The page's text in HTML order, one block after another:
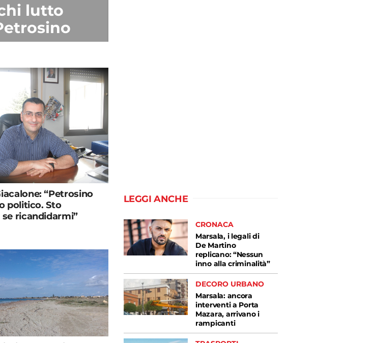
lutto
“Petrosino
politico. Sto
ricandidarmi”
LEGGI ANCHE
CRONACA
Marsala, i legali di
De Martino
replicano: “Nessun
inno alla criminalità”
DECORO URBANO
Marsala: ancora
interventi a Porta
Mazara, arrivano i
rampicanti